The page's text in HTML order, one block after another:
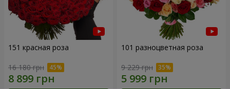
151 красная роза
16 180 грн
101 разноцветная роза
9 229 грн